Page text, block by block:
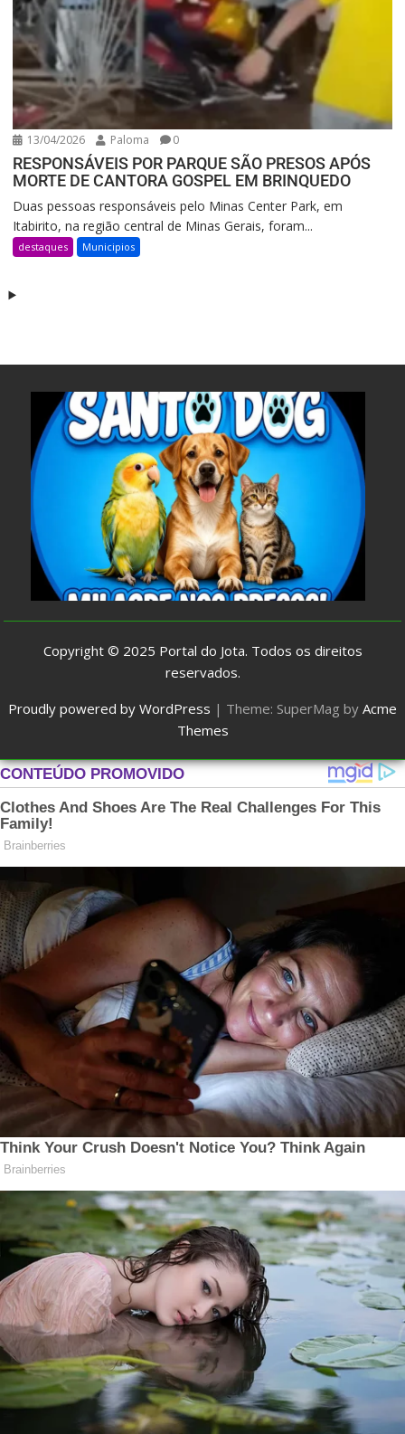
13/04/2026 Paloma 0
RESPONSÁVEIS POR PARQUE SÃO PRESOS APÓS
MORTE DE CANTORA GOSPEL EM BRINQUEDO
Duas pessoas responsáveis pelo Minas Center Park, em
Itabirito, na região central de Minas Gerais, foram...
destaques Municipios
Copyright © 2025 Portal do Jota. Todos os direitos
reservados.
Proudly powered by WordPress | Theme: SuperMag by Acme
Themes